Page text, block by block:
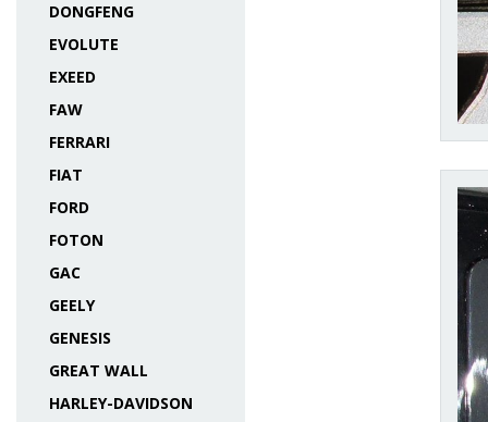
DONGFENG
EVOLUTE
EXEED
FAW
FERRARI
FIAT
FORD
FOTON
GAC
GEELY
GENESIS
GREAT WALL
HARLEY-DAVIDSON